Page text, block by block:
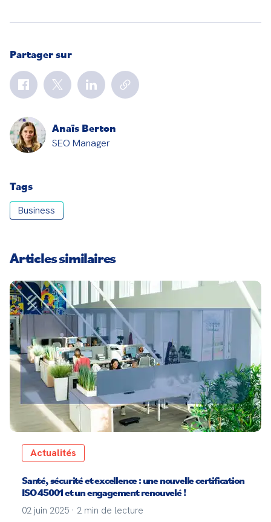
Partager sur
Anaïs Berton
SEO Manager
Tags
Business
Articles similaires
Actualités
Santé, sécurité et excellence : une nouvelle certification
ISO 45001 et un engagement renouvelé !
02 juin 2025 · 2 min de lecture